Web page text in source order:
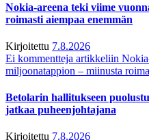
Nokia-areena teki viime
roimasti aiempaa enemmän
Kirjoitettu 7.8.2026
Ei kommentteja artikkeliin
miljoonatappion – miinusta
Betolarin hallitukseen
jatkaa puheenjohtajana
Kirjoitettu 7.8.2026